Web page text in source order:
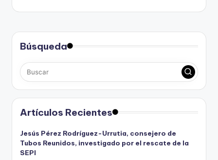
Búsqueda
Artículos Recientes
Jesús Pérez Rodríguez-Urrutia, consejero de
Tubos Reunidos, investigado por el rescate de la
SEPI